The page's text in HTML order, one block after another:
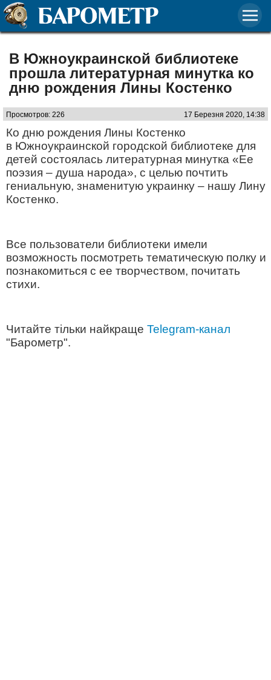
В Южноукраинской библиотеке
прошла литературная минутка ко
дню рождения Лины Костенко
Просмотров: 226 17 Березня 2020, 14:38
Ко дню рождения Лины Костенко
в Южноукраинской городской библиотеке для
детей состоялась литературная минутка «Ее
поэзия – душа народа», с целью почтить
гениальную, знаменитую украинку – нашу Лину
Костенко.
Все пользователи библиотеки имели
возможность посмотреть тематическую полку и
познакомиться с ее творчеством, почитать
стихи.
Читайте тільки найкраще Telegram-канал
"Барометр".